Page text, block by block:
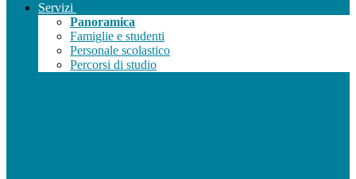
Servizi
Panoramica
Famiglie e studenti
Personale scolastico
Percorsi di studio